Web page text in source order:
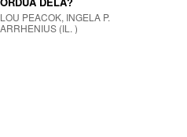
LOU PEACOK, INGELA P.
ARRHENIUS (IL. )